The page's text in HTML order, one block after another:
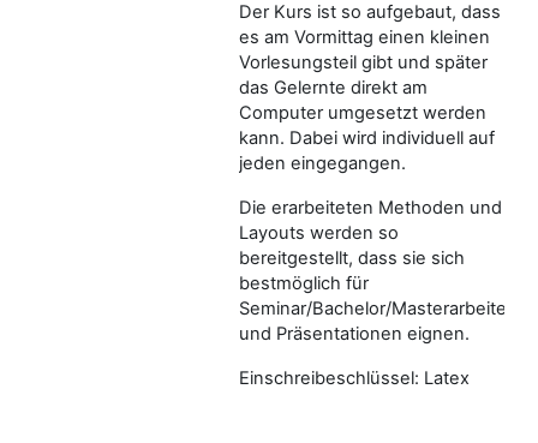
Der Kurs ist so aufgebaut, dass
es am Vormittag einen kleinen
Vorlesungsteil gibt und später
das Gelernte direkt am
Computer umgesetzt werden
kann. Dabei wird individuell auf
jeden eingegangen.
Die erarbeiteten Methoden und
Layouts werden so
bereitgestellt, dass sie sich
bestmöglich für
Seminar/Bachelor/Masterarbeiten
und Präsentationen eignen.
Einschreibeschlüssel: Latex